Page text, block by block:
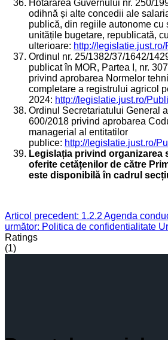
Hotărârea Guvernului nr. 250/
odihnă și alte concedii ale
publică, din regiile autonome cu
unitățile bugetare, republicată,
ulterioare: http://
Ordinul nr. 25/1382/37/1642/
publicat în MOR, Partea I, nr.
privind aprobarea Normelor
completare a registrului agricol
2024: http://legislatie.just.ro/
Ordinul Secretariatului General
600/2018 privind aprobarea
managerial al entitatilor
publice: http://legislatie.just.ro/
Legislația privind organizarea
oferite cetățenilor de către
este disponibilă în cadrul
Articol precedent: 1.2.2 Agenda
următor: Politica de confidentialitate
Ratings
(1)